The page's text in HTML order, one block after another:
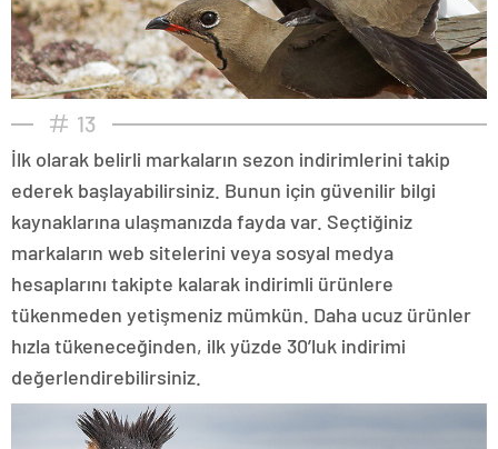
13
İlk olarak belirli markaların sezon indirimlerini takip
ederek başlayabilirsiniz. Bunun için güvenilir bilgi
kaynaklarına ulaşmanızda fayda var. Seçtiğiniz
markaların web sitelerini veya sosyal medya
hesaplarını takipte kalarak indirimli ürünlere
tükenmeden yetişmeniz mümkün. Daha ucuz ürünler
hızla tükeneceğinden, ilk yüzde 30’luk indirimi
değerlendirebilirsiniz.